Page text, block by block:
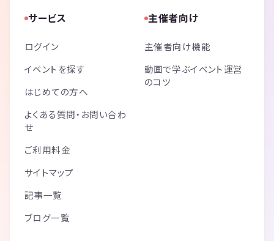
サービス
ログイン
イベントを探す
はじめての方へ
よくある質問・お問い合わ
せ
ご利用料金
サイトマップ
記事一覧
ブログ一覧
主催者向け
主催者向け機能
動画で学ぶイベント運営
のコツ